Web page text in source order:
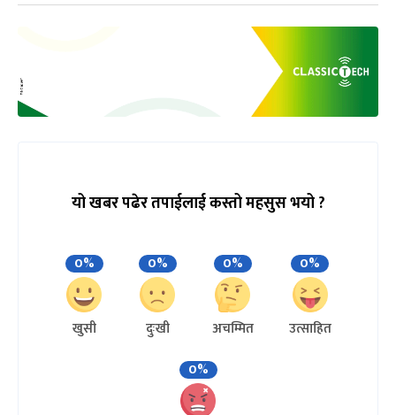
यो खबर पढेर तपाईलाई कस्तो महसुस भयो ?
0%
खुसी
0%
दुःखी
0%
अचम्मित
0%
उत्साहित
0%